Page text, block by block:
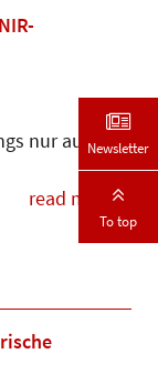
nur auf
read more
Newsletter
To top